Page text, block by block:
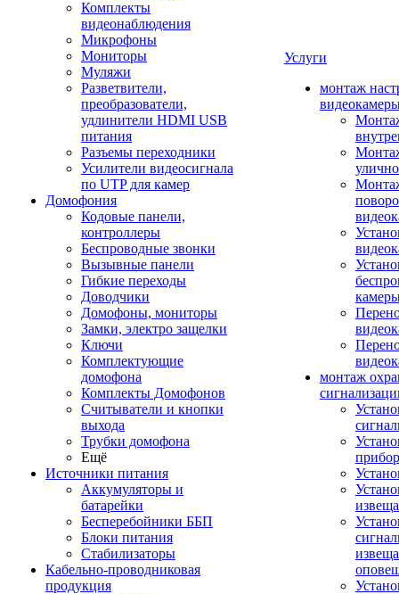
Комплекты
видеонаблюдения
Микрофоны
Мониторы
Муляжи
Разветвители,
преобразователи,
удлинители HDMI USB
питания
Разъемы переходники
Усилители видеосигнала
по UTP для камер
Домофония
Кодовые панели,
контроллеры
Беспроводные звонки
Вызывные панели
Гибкие переходы
Доводчики
Домофоны, мониторы
Замки, электро защелки
Ключи
Комплектующие
домофона
Комплекты Домофонов
Считыватели и кнопки
выхода
Трубки домофона
Ещё
Источники питания
Аккумуляторы и
батарейки
Бесперебойники ББП
Блоки питания
Стабилизаторы
Кабельно-проводниковая
продукция
Услуги
монтаж
монтаж